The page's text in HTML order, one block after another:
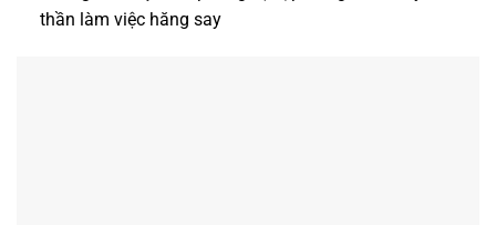
thần làm việc hăng say